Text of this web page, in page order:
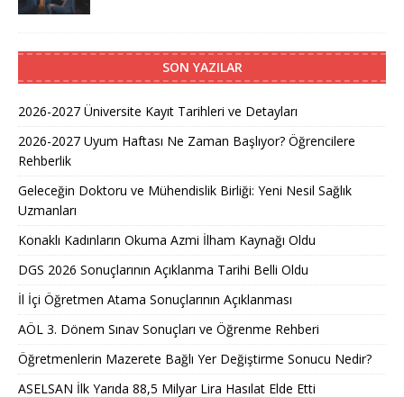
SON YAZILAR
2026-2027 Üniversite Kayıt Tarihleri ve Detayları
2026-2027 Uyum Haftası Ne Zaman Başlıyor? Öğrencilere
Rehberlik
Geleceğin Doktoru ve Mühendislik Birliği: Yeni Nesil Sağlık
Uzmanları
Konaklı Kadınların Okuma Azmi İlham Kaynağı Oldu
DGS 2026 Sonuçlarının Açıklanma Tarihi Belli Oldu
İl İçi Öğretmen Atama Sonuçlarının Açıklanması
AÖL 3. Dönem Sınav Sonuçları ve Öğrenme Rehberi
Öğretmenlerin Mazerete Bağlı Yer Değiştirme Sonucu Nedir?
ASELSAN İlk Yarıda 88,5 Milyar Lira Hasılat Elde Etti